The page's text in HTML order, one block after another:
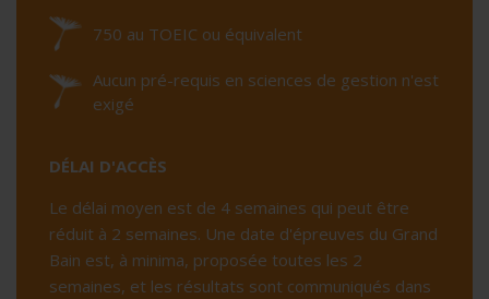
750 au TOEIC ou équivalent
Aucun pré-requis en sciences de gestion n'est
exigé
DÉLAI D'ACCÈS
Le délai moyen est de 4 semaines qui peut être
réduit à 2 semaines. Une date d'épreuves du Grand
Bain est, à minima, proposée toutes les 2
semaines, et les résultats sont communiqués dans